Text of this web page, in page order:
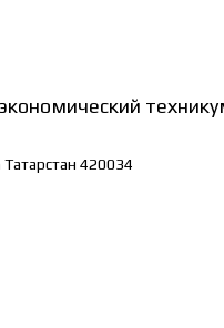
Татарстан 420034